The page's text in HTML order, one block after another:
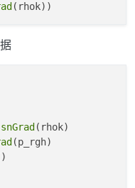
snGrad (rhok)
(p_rgh)